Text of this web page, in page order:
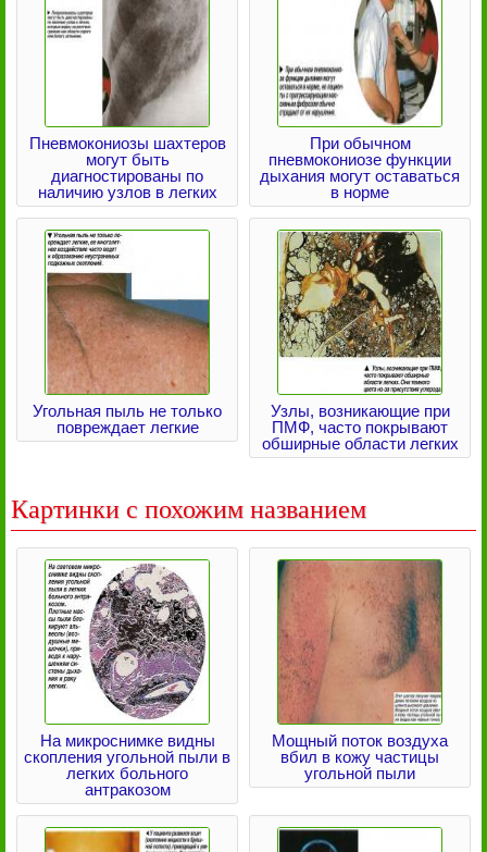
Пневмокониозы шахтеров
могут быть
диагностированы по
наличию узлов в легких
При обычном
пневмокониозе функции
дыхания могут оставаться
в норме
Угольная пыль не только
повреждает легкие
Узлы, возникающие при
ПМФ, часто покрывают
обширные области легких
Картинки с похожим названием
На микроснимке видны
скопления угольной пыли в
легких больного
антракозом
Мощный поток воздуха
вбил в кожу частицы
угольной пыли